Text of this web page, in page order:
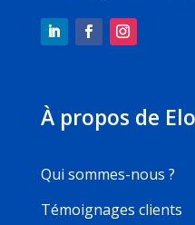
À propos de
Qui sommes-nous ?
Témoignages clients